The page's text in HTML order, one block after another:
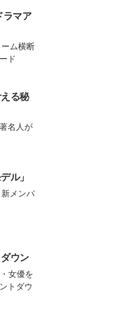
ラマア
ム横断
ド
る秘
名人が
ル」
メンバ
ウン
女優を
トダウ